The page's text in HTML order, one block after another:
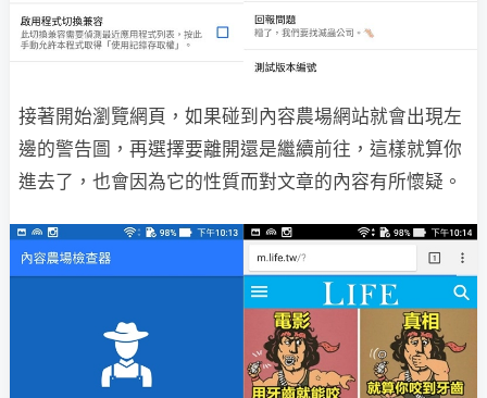
接著開始瀏覽網頁，如果碰到內容農場網站就會出現左
邊的警告圖，再選擇要離開還是繼續前往，這樣就算你
進去了，也會因為它的性質而對文章的內容有所懷疑。